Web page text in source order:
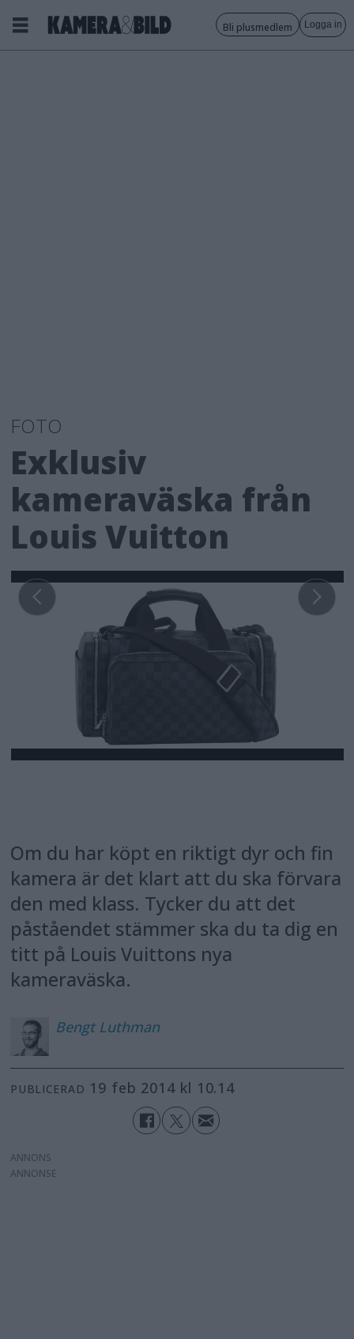
Bli plusmedlem Logga in
FOTO
Exklusiv
kameraväska från
Louis Vuitton
Om du har köpt en riktigt dyr och fin
kamera är det klart att du ska förvara
den med klass. Tycker du att det
påståendet stämmer ska du ta dig en
titt på Louis Vuittons nya
kameraväska.
Bengt Luthman
PUBLICERAD 19 feb 2014 kl 10.14
ANNONS